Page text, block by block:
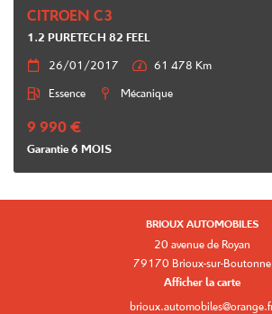
CITROEN C3
1.2 PURETECH 82 FEEL
 26/01/2017  61 478 Km
 Essence  Mécanique
9 990 €
Garantie 6 MOIS
BRIOUX AUTOMOBILES
20 avenue de Royan
79170 Brioux-sur-Boutonne
Afficher la carte